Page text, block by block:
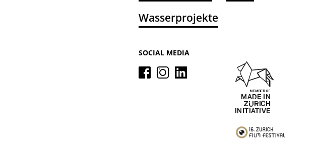
Wasserprojekte
SOCIAL MEDIA